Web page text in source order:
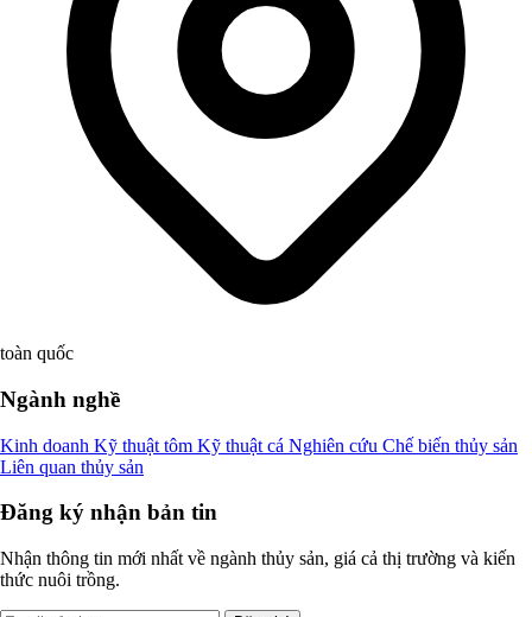
toàn quốc
Ngành nghề
Kinh doanh Kỹ thuật tôm Kỹ thuật cá Nghiên cứu Chế biến thủy sản
Liên quan thủy sản
Đăng ký nhận bản tin
Nhận thông tin mới nhất về ngành thủy sản, giá cả thị trường và kiến
thức nuôi trồng.